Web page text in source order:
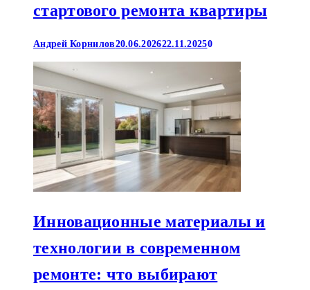
стартового ремонта квартиры
Андрей Корнилов20.06.202622.11.20250
Инновационные материалы и
технологии в современном
ремонте: что выбирают